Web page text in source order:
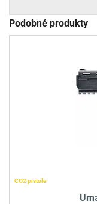
Podobné produkty
CO2 pistole